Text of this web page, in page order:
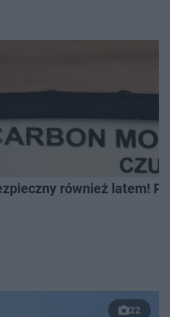
również latem!
22